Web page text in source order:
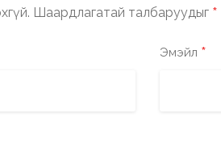
Шаардлагатай талбаруудыг *
Эмэйл *